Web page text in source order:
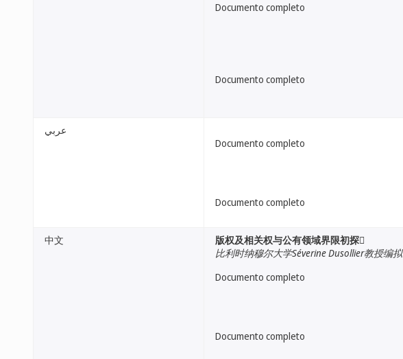
Documento completo
Documento completo
عربي
Documento completo
Documento completo
中文
版权及相关权与公有领域界限初探
比利时纳穆尔大学Séverine Dusollier教授编拟
Documento completo
Documento completo